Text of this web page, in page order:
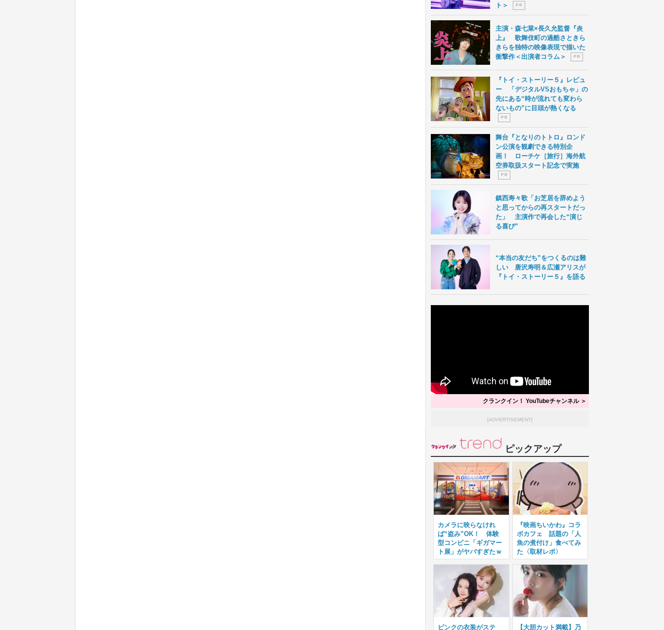
ト＞
P R
主演・森七菜×長久允監督『炎
上』 歌舞伎町の過酷さときら
きらを独特の映像表現で描いた
衝撃作＜出演者コラム＞
P R
『トイ・ストーリー５』レビュ
ー 「デジタルVSおもちゃ」の
先にある“時が流れても変わら
ないもの”に目頭が熱くなる
P R
舞台『となりのトトロ』ロンド
ン公演を観劇できる特別企
画！ ローチケ［旅行］海外航
空券取扱スタート記念で実施
P R
鎮西寿々歌「お芝居を辞めよう
と思ってからの再スタートだっ
た」 主演作で再会した“演じ
る喜び”
“本当の友だち”をつくるのは難
しい 唐沢寿明＆広瀬アリスが
『トイ・ストーリー５』を語る
クランクイン！ YouTubeチャンネル ＞
[ADVERTISEMENT]
ピックアップ
カメラに映らなけれ
ば“盗み”OK！ 体験
型コンビニ「ギガマー
ト展」がヤバすぎたｗ
『映画ちいかわ』コラ
ボカフェ 話題の「人
魚の煮付け」食べてみ
た〈取材レポ〉
ピンクの衣装がステ 【大胆カット満載】乃